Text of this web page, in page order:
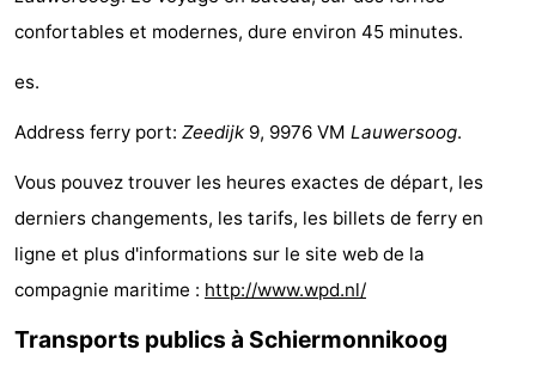
nuit
-
Noderstraun
-
Resort
Schierduin
-
Vitamaris
Campings
-
Resort
-
confortables et modernes, dure environ 45 minutes.
es.
Address ferry port: Zeedijk 9, 9976 VM Lauwersoog.
Vous pouvez trouver les heures exactes de départ, les
derniers changements, les tarifs, les billets de ferry en
ligne et plus d'informations sur le site web de la
compagnie maritime : http://www.wpd.nl/
Transports publics à Schiermonnikoog